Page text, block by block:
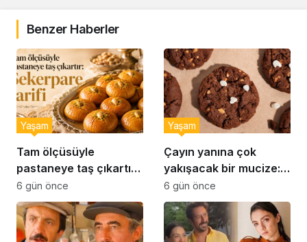
Benzer Haberler
Tam ölçüsüyle
pastaneye taş çıkartır:
Şekerpare tarifi
Yaşam
6 gün önce
Çayın yanına çok
yakışacak bir mucize:
Brownie tadında ıslak
kurabiye tarifi…
Yaşam
6 gün önce